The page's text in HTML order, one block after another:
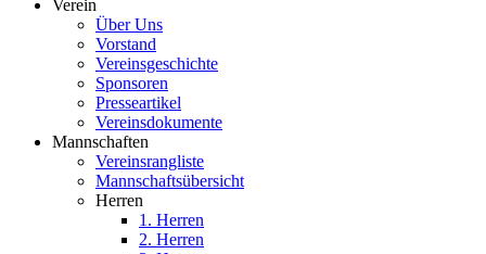
Verein
Über Uns
Vorstand
Vereinsgeschichte
Sponsoren
Presseartikel
Vereinsdokumente
Mannschaften
Vereinsrangliste
Mannschaftsübersicht
Herren
1. Herren
2. Herren